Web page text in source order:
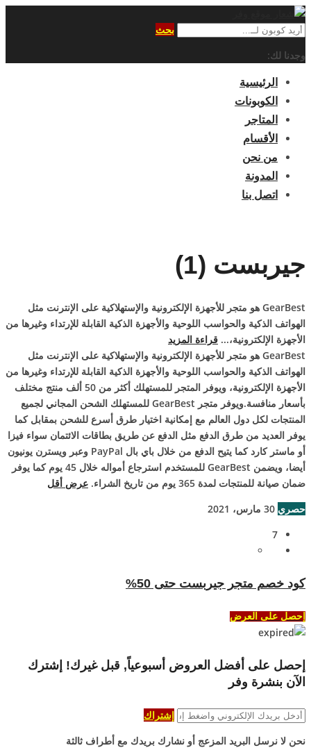
بحث
وجدنا لك:
الرئيسية
الكوبونات
المتاجر
الأقسام
من نحن
المدونة
اتصل بنا
جيربست (1)
GearBest هو متجر للأجهزة الإلكترونية والإستهلاكية على الإنترنت مثل
الهواتف الذكية والحواسب اللوحية والأجهزة الذكية القابلة للإرتداء وغيرها من
الأجهزة الإلكترونية،... قراءة المزيد
GearBest هو متجر للأجهزة الإلكترونية والإستهلاكية على الإنترنت مثل
الهواتف الذكية والحواسب اللوحية والأجهزة الذكية القابلة للإرتداء وغيرها من
الأجهزة الإلكترونية، ويوفر المتجر للمستهلك أكثر من 50 ألف منتج مختلف
بأسعار منافسة.ويوفر متجر GearBest للمستهلك الشحن المجاني لجميع
المنتجات لكل دول العالم مع إمكانية اختيار طرق أسرع للشحن بمقابل كما
يوفر العديد من طرق الدفع مثل الدفع عن طريق بطاقات الائتمان سواء فيزا
أو ماستر كارد كما يتيح الدفع من خلال باي بال PayPal وعبر ويسترن يونيون
أيضا، ويضمن GearBest للمستخدم استرجاع أمواله خلال 45 يوم كما يوفر
ضمان صيانة للمنتجات لمدة 365 يوم من تاريخ الشراء.
عرض أقل
حصري 30 مارس، 2021
7
كود خصم متجر جيربست حتى 50%
إحصل على العرض
إحصل على أفضل العروض أسبوعياً, قبل غيرك! إشترك
الآن بنشرة وفر
إشتراك
نحن لا نرسل البريد المزعج أو نشارك بريدك مع أطراف ثالثة